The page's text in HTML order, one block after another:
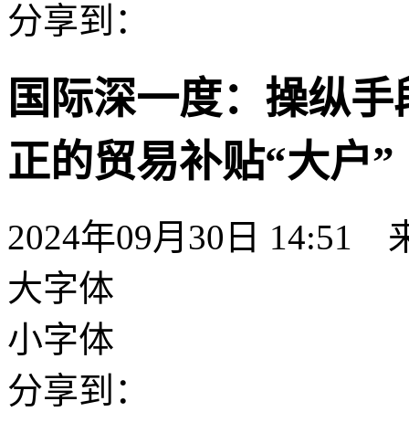
分享到：
国际深一度：操纵
正的贸易补贴“大户”
2024年09月30日 14:51
大字体
小字体
分享到：